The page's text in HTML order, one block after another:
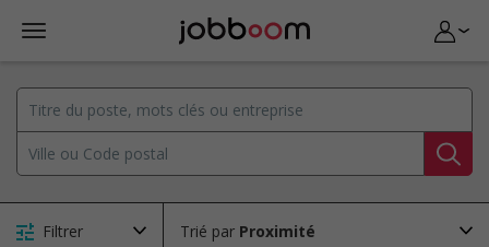
Filtrer Trié par